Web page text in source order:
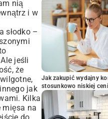
nią
i w
słodko –
jeśli
że
jak
Kilka
mięsa na
Jak zakupić wydajny
stosunkowo niskiej